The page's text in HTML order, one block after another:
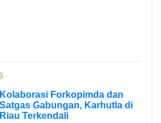
Kolaborasi Forkopimda dan
Satgas Gabungan, Karhutla di
Riau Terkendali